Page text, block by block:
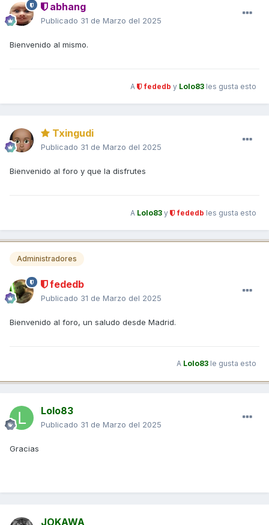
abhang
Publicado 31 de Marzo del 2025
Bienvenido al mismo.
A fededb y Lolo83 les gusta esto
Txingudi
Publicado 31 de Marzo del 2025
Bienvenido al foro y que la disfrutes
A Lolo83 y fededb les gusta esto
Administradores
fededb
Publicado 31 de Marzo del 2025
Bienvenido al foro, un saludo desde Madrid.
A Lolo83 le gusta esto
Lolo83
Publicado 31 de Marzo del 2025
Gracias
JOKAWA